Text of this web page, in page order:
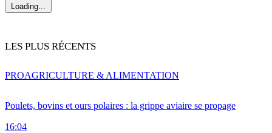
Loading...
LES PLUS RÉCENTS
Poulets, bovins et ours polaires : la grippe aviaire se propage
16:04
PROAGRICULTURE & ALIMENTATION